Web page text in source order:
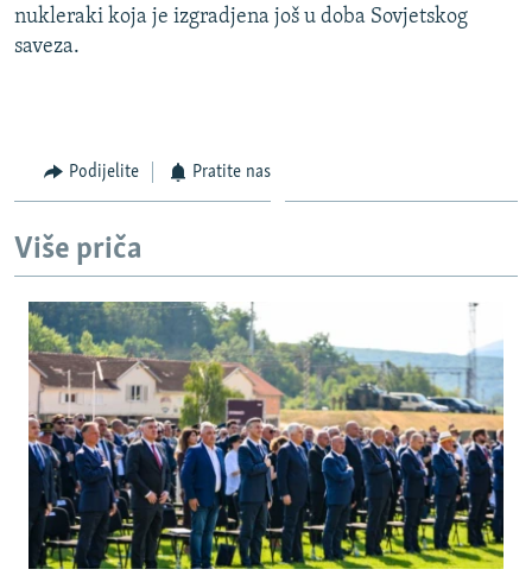
TRI DECENIJE OD RATA U BIH
nukleraki koja je izgradjena još u doba Sovjetskog
saveza.
Podijelite Pratite nas
Više priča